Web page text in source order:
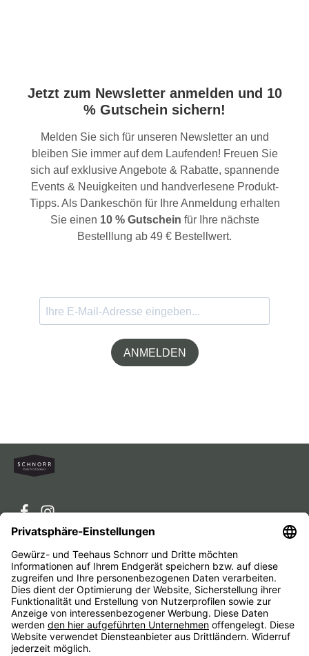
Jetzt zum Newsletter anmelden und 10
% Gutschein sichern!
Melden Sie sich für unseren Newsletter an und
bleiben Sie immer auf dem Laufenden! Freuen Sie
sich auf exklusive Angebote & Rabatte, spannende
Events & Neuigkeiten und handverlesene Produkt-
Tipps. Als Dankeschön für Ihre Anmeldung erhalten
Sie einen 10 % Gutschein für Ihre nächste
Bestelllung ab 49 € Bestellwert.
ANMELDEN
Service-Hotline
Service
Unternehmen